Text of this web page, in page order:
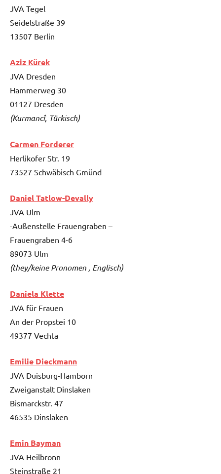
JVA Tegel
Seidelstraße 39
13507 Berlin
Aziz Kürek
JVA Dresden
Hammerweg 30
01127 Dresden
(Kurmancî, Türkisch)
Carmen Forderer
Herlikofer Str. 19
73527 Schwäbisch Gmünd
Daniel Tatlow-Devally
JVA Ulm
-Außenstelle Frauengraben –
Frauengraben 4-6
89073 Ulm
(they/keine Pronomen , Englisch)
Daniela Klette
JVA für Frauen
An der Propstei 10
49377 Vechta
Emilie Dieckmann
JVA Duisburg-Hamborn
Zweiganstalt Dinslaken
Bismarckstr. 47
46535 Dinslaken
Emin Bayman
JVA Heilbronn
Steinstraße 21